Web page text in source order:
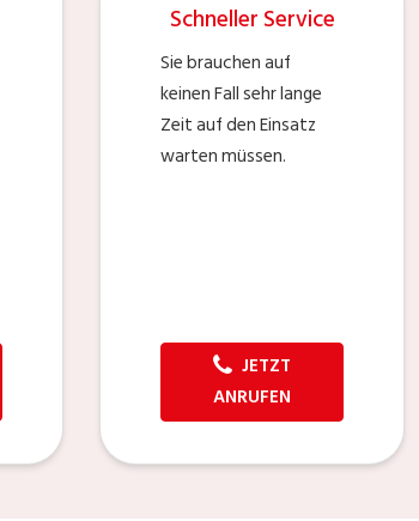
Schneller Service
Sie brauchen auf
keinen Fall sehr lange
Zeit auf den Einsatz
warten müssen.
JETZT
ANRUFEN